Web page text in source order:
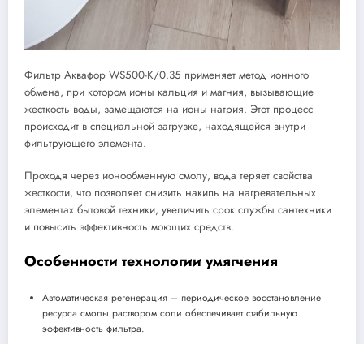
Фильтр Аквафор WS500-K/0.35 применяет метод ионного
обмена, при котором ионы кальция и магния, вызывающие
жесткость воды, замещаются на ионы натрия. Этот процесс
происходит в специальной загрузке, находящейся внутри
фильтрующего элемента.
Проходя через ионообменную смолу, вода теряет свойства
жесткости, что позволяет снизить накипь на нагревательных
элементах бытовой техники, увеличить срок службы сантехники
и повысить эффективность моющих средств.
Особенности технологии умягчения
Автоматическая регенерация – периодическое восстановление
ресурса смолы раствором соли обеспечивает стабильную
эффективность фильтра.